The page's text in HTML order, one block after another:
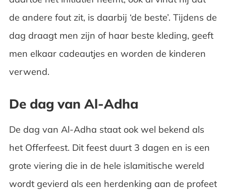
de andere fout zit, is daarbij ‘de beste’. Tijdens de
dag draagt men zijn of haar beste kleding, geeft
men elkaar cadeautjes en worden de kinderen
verwend.
De dag van Al-Adha
De dag van Al-Adha staat ook wel bekend als
het Offerfeest. Dit feest duurt 3 dagen en is een
grote viering die in de hele islamitische wereld
wordt gevierd als een herdenking aan de profeet